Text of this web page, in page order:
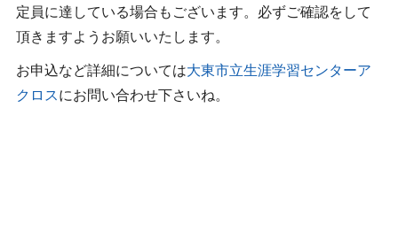
定員に達している場合もございます。必ずご確認をして
頂きますようお願いいたします。
お申込など詳細については大東市立生涯学習センターア
クロスにお問い合わせ下さいね。